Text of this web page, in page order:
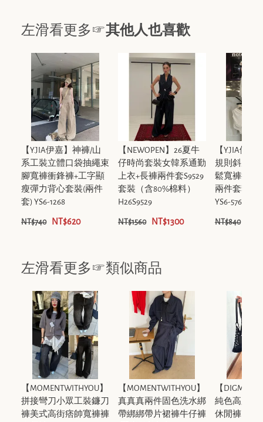
左滑看更多☞其他人也喜歡
【Y.JIA伊嘉】神褲/山
系工裝立體口袋抽繩束
腳寬褲衝鋒褲+工字顯
瘦彈力背心套裝(兩件
套) YS6-1268
NT$740 NT$620
【NEWOPEN】26夏牛
仔時尚套裝女韓系通勤
上衣+長褲兩件套S9529
套裝（含80%棉料）
H26S9529
NT$1560 NT$1300
【Y.JIA伊
規則斜肩上
鬆寬褲後鬆
兩件套套裝
YS6-5768
NT$840
左滑看更多☞類似商品
【MOMENTWITHYOU】
拼接彎刀小眾工裝鐮刀
褲美式高街痞帥寬褲褲
【MOMENTWITHYOU】
真真真兩件固色洗水綁
帶綁綁帶片裙褲牛仔褲
【DIGM】
純色高腰顯
休閒褲